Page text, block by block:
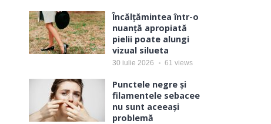
Încălțămintea într-o
nuanță apropiată
pielii poate alungi
vizual silueta
30 iulie 2026 61 views
Punctele negre și
filamentele sebacee
nu sunt aceeași
problemă